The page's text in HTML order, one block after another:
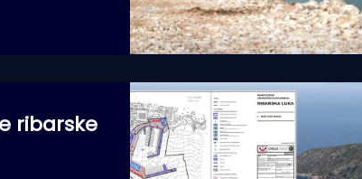
ribarske